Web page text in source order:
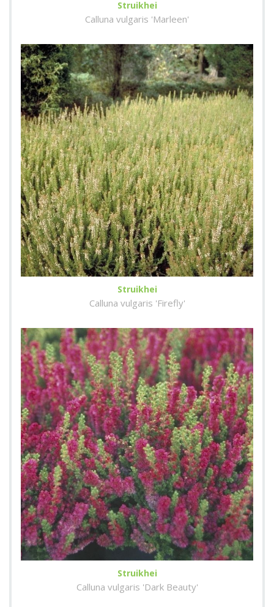
Struikhei
Calluna vulgaris 'Marleen'
Struikhei
Calluna vulgaris 'Firefly'
Struikhei
Calluna vulgaris 'Dark Beauty'